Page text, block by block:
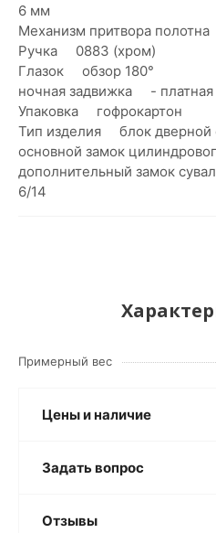
6 мм
Механизм притвора
Ручка 0883 (хром)
Глазок обзор 180°
ночная задвижка - платная
Упаковка гофрокартон
Тип изделия блок дверной
основной замок
дополнительный замок
6/14
Примерный вес
Цены и наличие
Задать вопрос
Отзывы